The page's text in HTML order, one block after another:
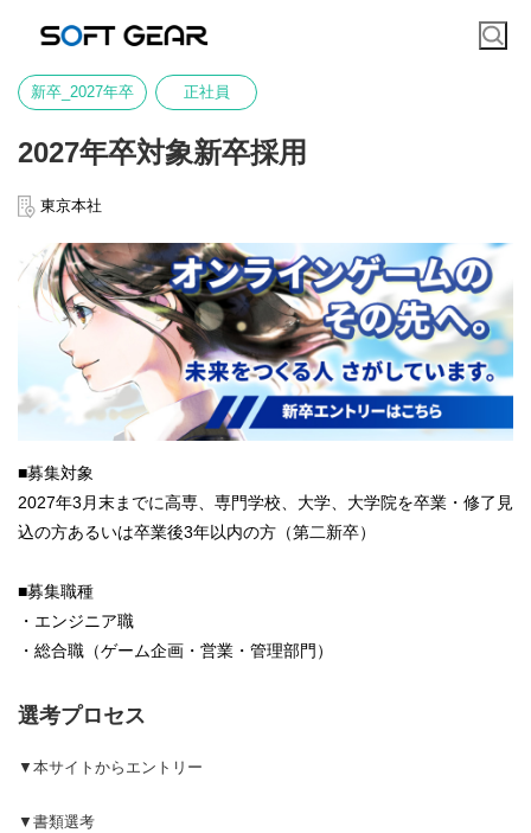
新卒_2027年卒 正社員
2027年卒対象新卒採用
東京本社
■募集対象
2027年3月末までに高専、専門学校、大学、大学院を卒業・修了見
込の方あるいは卒業後3年以内の方（第二新卒）
■募集職種
・エンジニア職
・総合職（ゲーム企画・営業・管理部門）
選考プロセス
▼本サイトからエントリー
▼書類選考